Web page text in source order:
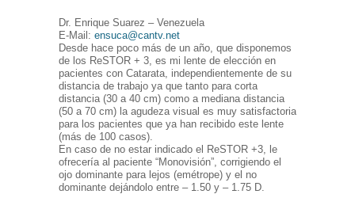
Dr. Enrique Suarez – Venezuela
E-Mail: ensuca@cantv.net
Desde hace poco más de un año, que disponemos
de los ReSTOR + 3, es mi lente de elección en
pacientes con Catarata, independientemente de su
distancia de trabajo ya que tanto para corta
distancia (30 a 40 cm) como a mediana distancia
(50 a 70 cm) la agudeza visual es muy satisfactoria
para los pacientes que ya han recibido este lente
(más de 100 casos).
En caso de no estar indicado el ReSTOR +3, le
ofrecería al paciente “Monovisión”, corrigiendo el
ojo dominante para lejos (emétrope) y el no
dominante dejándolo entre – 1.50 y – 1.75 D.